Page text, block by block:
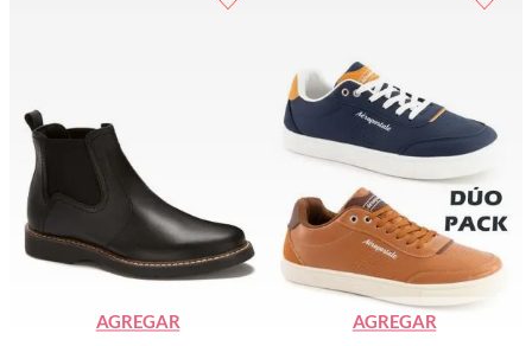
AGREGAR AGREGAR